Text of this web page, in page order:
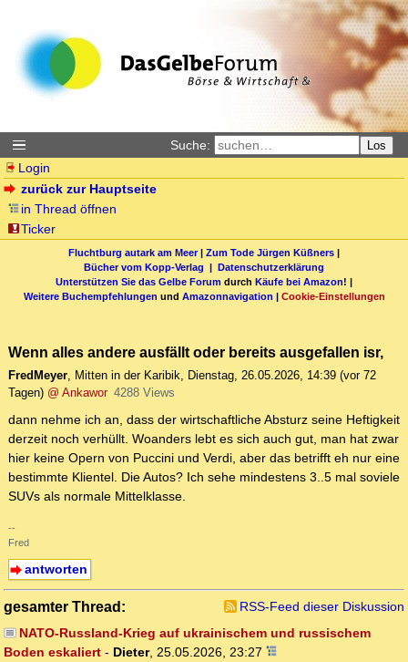
Suche: Los
Login
zurück zur Hauptseite
in Thread öffnen
Ticker
Fluchtburg autark am Meer| Zum Tode Jürgen Küßners |
Bücher vom Kopp-Verlag | Datenschutzerklärung
Unterstützen Sie das Gelbe Forum durch Käufe bei Amazon! |
Weitere Buchempfehlungen und Amazonnavigation | Cookie-Einstellungen
Wenn alles andere ausfällt oder bereits ausgefallen isr,
FredMeyer, Mitten in der Karibik, Dienstag, 26.05.2026, 14:39 (vor 72
Tagen) @ Ankawor 4288 Views
dann nehme ich an, dass der wirtschaftliche Absturz seine Heftigkeit
derzeit noch verhüllt. Woanders lebt es sich auch gut, man hat zwar
hier keine Opern von Puccini und Verdi, aber das betrifft eh nur eine
bestimmte Klientel. Die Autos? Ich sehe mindestens 3..5 mal soviele
SUVs als normale Mittelklasse.
--
Fred
antworten
gesamter Thread:
RSS-Feed dieser Diskussion
NATO-Russland-Krieg auf ukrainischem und russischem
Boden eskaliert - Dieter, 25.05.2026, 23:27